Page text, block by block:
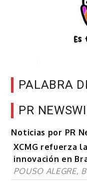
PALABRA
PR
Noticias por PR
XCMG refuerza
innovación en
POUSO ALEGRE,